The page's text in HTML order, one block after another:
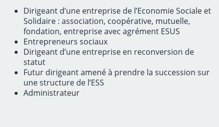
Dirigeant d’une entreprise de l’Economie Sociale et
Solidaire : association, coopérative, mutuelle,
fondation, entreprise avec agrément ESUS
Entrepreneurs sociaux
Dirigeant d’une entreprise en reconversion de
statut
Futur dirigeant amené à prendre la succession sur
une structure de l’ESS
Administrateur